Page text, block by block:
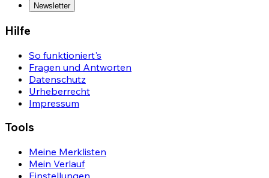
Newsletter
Hilfe
So funktioniert's
Fragen und Antworten
Datenschutz
Urheberrecht
Impressum
Tools
Meine Merklisten
Mein Verlauf
Einstellungen